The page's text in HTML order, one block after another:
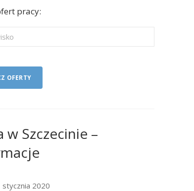
pracy:
w Szczecinie –
stycznia 2020